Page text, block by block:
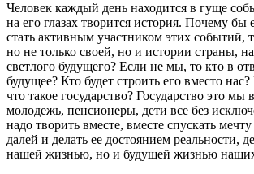
Человек каждый день находится в гуще
на его глазах творится история. Почему бы
стать активным участником этих событий,
но не только своей, но и истории страны,
светлого будущего? Если не мы, то кто в
будущее? Кто будет строить его вместо
что такое государство? Государство это мы
молодежь, пенсионеры, дети все без
надо творить вместе, вместе спускать
далей и делать ее достоянием реальности,
нашей жизнью, но и будущей жизнью